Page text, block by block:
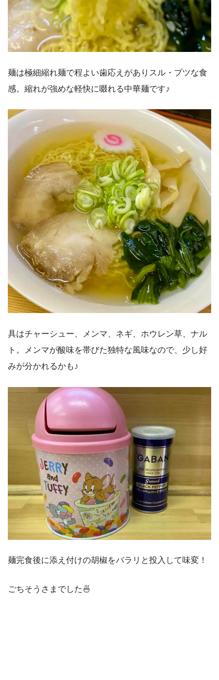
麺は極細縮れ麺で程よい歯応えがありスル・プツな食
感。縮れが強めな軽快に啜れる中華麺です♪
具はチャーシュー、メンマ、ネギ、ホウレン草、ナル
ト。メンマが酸味を帯びた独特な風味なので、少し好
みが分かれるかも♪
麺完食後に添え付けの胡椒をパラリと投入して味変！
ごちそうさまでした🍜